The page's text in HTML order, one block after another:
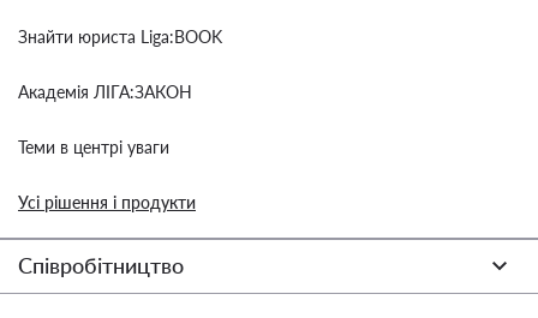
Знайти юриста Liga:BOOK
Академія ЛІГА:ЗАКОН
Теми в центрі уваги
Усі рішення і продукти
Співробітництво